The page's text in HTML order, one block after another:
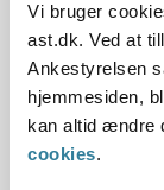
Vi bruger
ast.dk. Ved at
Ankestyrelsen
hjemmesiden,
kan altid ændre
cookies.